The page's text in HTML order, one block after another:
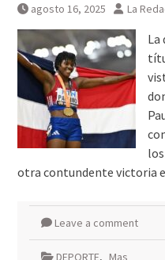
agosto 16, 2025 La
La
otra contundente victoria
Leave a comment